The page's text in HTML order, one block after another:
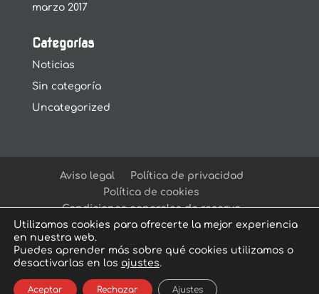
marzo 2017
Categorías
Noticias
Sin categoría
Uncategorized
Aviso legal
Política de privacidad
Política de cookies
Condiciones generales de reserva
© Arcadia Escape Room| Escape Room en
Utilizamos cookies para ofrecerte la mejor experiencia
en nuestra web.
Puedes aprender más sobre qué cookies utilizamos o
desactivarlas en los ajustes.
Aceptar Rechazar Ajustes